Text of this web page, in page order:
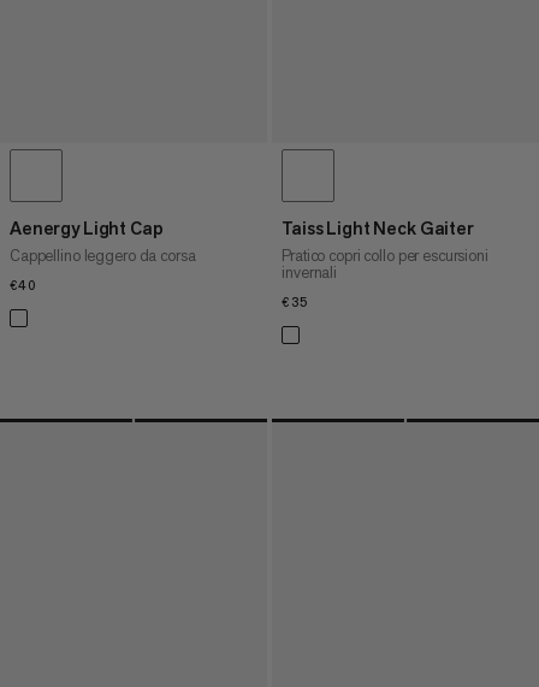
Aenergy Light Cap
Cappellino leggero da corsa
€40
Taiss Light Neck Gaiter
Pratico copri collo per escursioni
invernali
€35